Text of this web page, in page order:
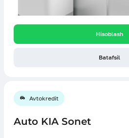
Hisoblash
Batafsil
Avtokredit
Auto KIA Sonet